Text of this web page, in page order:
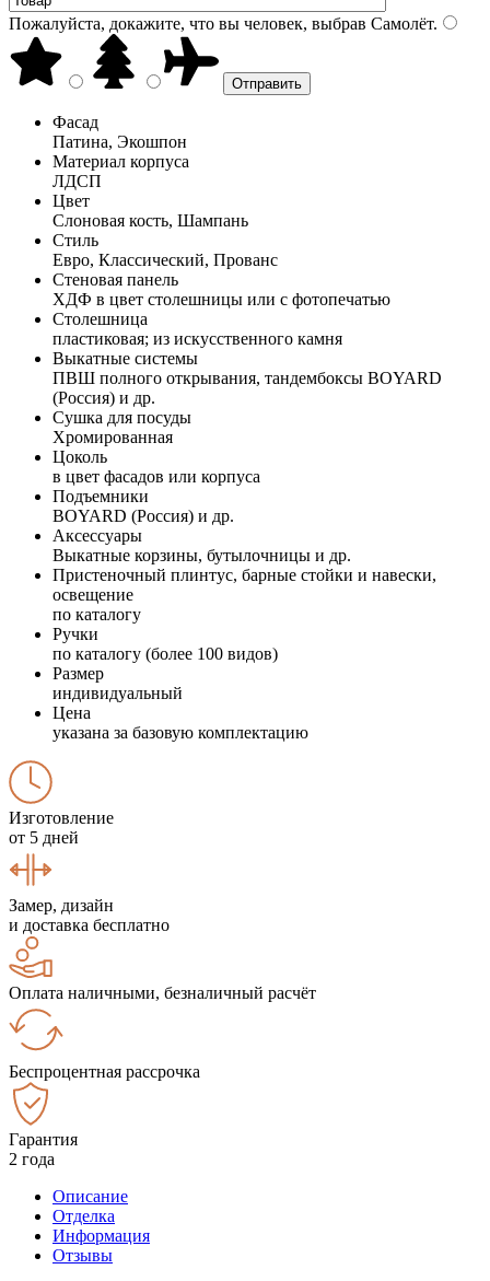
Пожалуйста, докажите, что вы человек, выбрав Самолёт.
Фасад
Патина, Экошпон
Материал корпуса
ЛДСП
Цвет
Слоновая кость, Шампань
Стиль
Евро, Классический, Прованс
Стеновая панель
ХДФ в цвет столешницы или с фотопечатью
Столешница
пластиковая; из искусственного камня
Выкатные системы
ПВШ полного открывания, тандембоксы BOYARD
(Россия) и др.
Сушка для посуды
Хромированная
Цоколь
в цвет фасадов или корпуса
Подъемники
BOYARD (Россия) и др.
Аксессуары
Выкатные корзины, бутылочницы и др.
Пристеночный плинтус, барные стойки и навески,
освещение
по каталогу
Ручки
по каталогу (более 100 видов)
Размер
индивидуальный
Цена
указана за базовую комплектацию
Изготовление
от 5 дней
Замер, дизайн
и доставка бесплатно
Оплата наличными, безналичный расчёт
Беспроцентная рассрочка
Гарантия
2 года
Описание
Отделка
Информация
Отзывы